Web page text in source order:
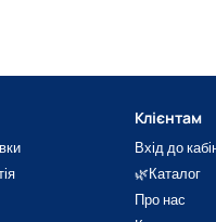
Клієнтам
Вхід до
🌿Каталог
Про нас